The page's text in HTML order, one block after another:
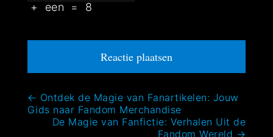
+ een = 8
Bericht
navigatie
← Ontdek de Magie van Fanartikelen: Jouw
Gids naar Fandom Merchandise
De Magie van Fanfictie: Verhalen Uit de
Fandom Wereld →